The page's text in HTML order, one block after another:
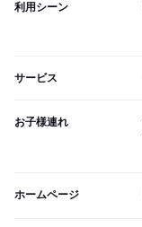
利用シーン
サービス
お子様連れ
ホームページ